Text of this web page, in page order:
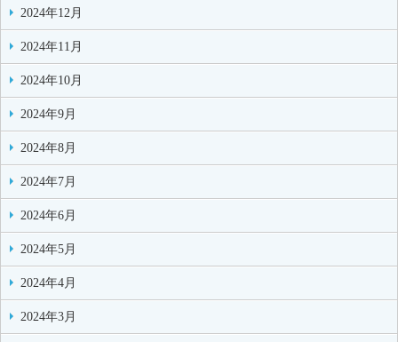
2024年12月
2024年11月
2024年10月
2024年9月
2024年8月
2024年7月
2024年6月
2024年5月
2024年4月
2024年3月